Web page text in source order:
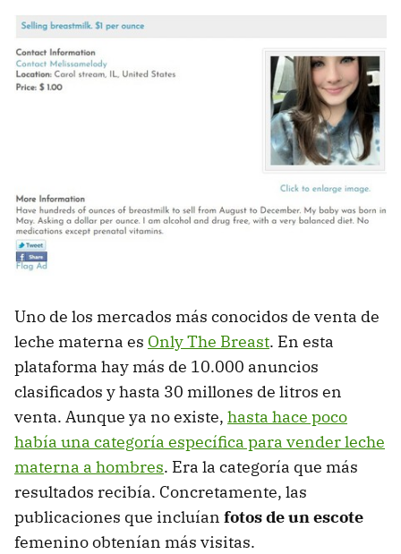
Uno de los mercados más conocidos de venta de
leche materna es Only The Breast. En esta
plataforma hay más de 10.000 anuncios
clasificados y hasta 30 millones de litros en
venta. Aunque ya no existe, hasta hace poco
había una categoría específica para vender leche
materna a hombres. Era la categoría que más
resultados recibía. Concretamente, las
publicaciones que incluían fotos de un escote
femenino obtenían más visitas.